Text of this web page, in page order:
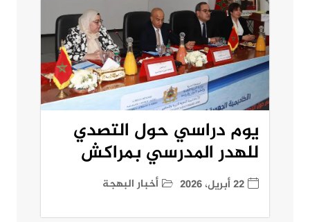
يوم دراسي حول التصدي
للهدر المدرسي بمراكش
22 أبريل، 2026 أخبار البهجة